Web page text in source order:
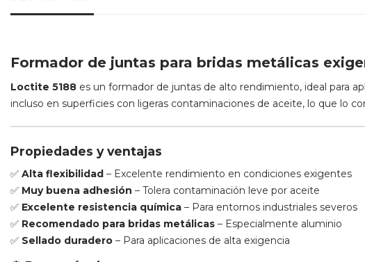
Formador de juntas para bridas metálicas
Loctite 5188 es un formador de juntas de alto rendimiento, ideal para
incluso en superficies con ligeras contaminaciones de aceite, lo que lo
Propiedades y ventajas
✅ Alta flexibilidad – Excelente rendimiento en condiciones exigentes
✅ Muy buena adhesión – Tolera contaminación leve por aceite
✅ Excelente resistencia química – Para entornos industriales severos
✅ Recomendado para bridas metálicas – Especialmente aluminio
✅ Sellado duradero – Para aplicaciones de alta exigencia